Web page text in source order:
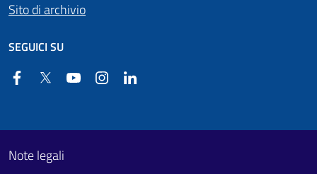
Sito di archivio
SEGUICI SU
FacebookTwitter YouTube Instagram
Footer First
Useful links section
Note legali